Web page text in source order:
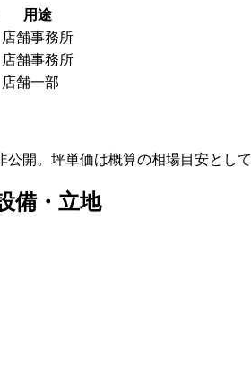
用途
店舗事務所
店舗事務所
店舗一部
開。坪単価は概算の相場目安とし
備・立地